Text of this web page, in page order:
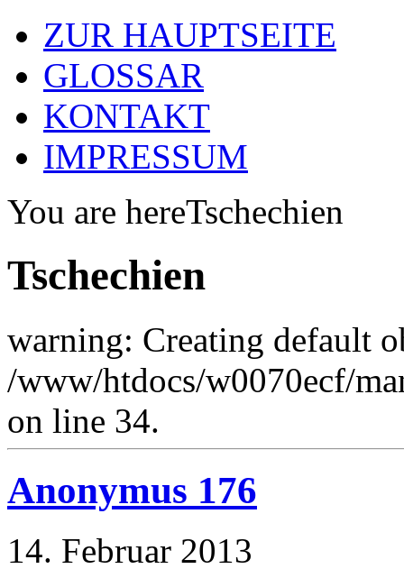
ZUR HAUPTSEITE
GLOSSAR
KONTAKT
IMPRESSUM
You are hereTschechien
Tschechien
warning: Creating default
/www/htdocs/w0070ecf/
on line 34.
Anonymus 176
14. Februar 2013